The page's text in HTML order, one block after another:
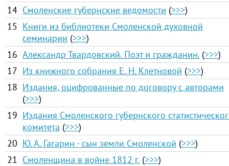
14 Смоленские губернские ведомости (>>>)
15 Книги из библиотеки Смоленской духовной
семинарии (>>>)
16 Александр Твардовский. Поэт и гражданин. (>>>)
17 Из книжного собрания Е. Н. Клетновой (>>>)
18 Издания, оцифрованные по договору с авторами
(>>>)
19 Издания Смоленского губернского
комитета (>>>)
20 Ю. А. Гагарин - сын земли Смоленской (>>>)
21 Смоленщина в войне 1812 г. (>>>)